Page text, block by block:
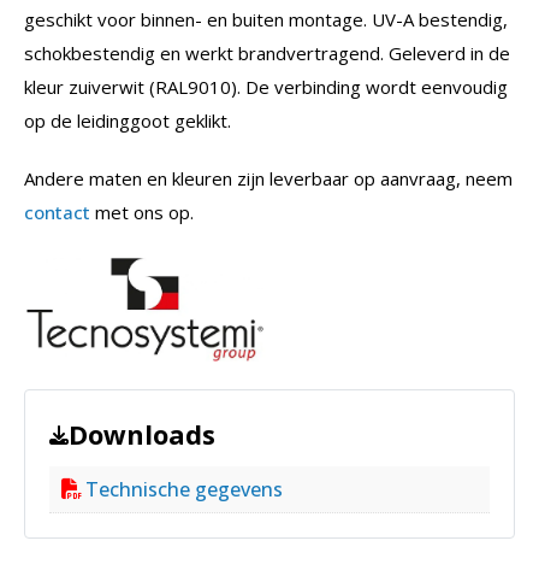
geschikt voor binnen- en buiten montage. UV-A bestendig,
schokbestendig en werkt brandvertragend. Geleverd in de
kleur zuiverwit (RAL9010). De verbinding wordt eenvoudig
op de leidinggoot geklikt.
Andere maten en kleuren zijn leverbaar op aanvraag, neem
contact met ons op.
Downloads
Technische gegevens